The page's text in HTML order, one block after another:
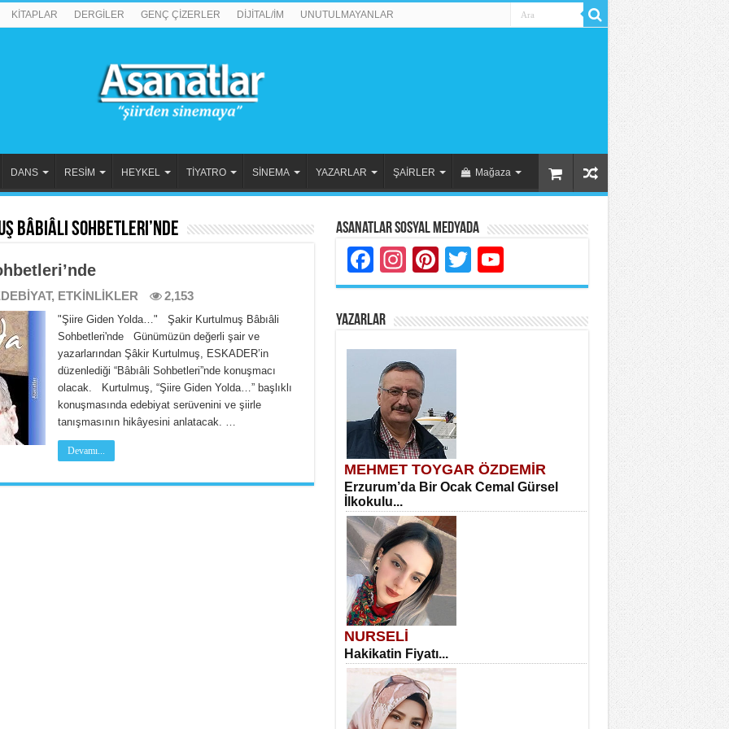
KİTAPLAR DERGİLER GENÇ ÇİZERLER DİJİTAL/İM UNUTULMAYANLAR
DANS RESİM HEYKEL TİYATRO SİNEMA YAZARLAR ŞAİRLER Mağaza
Bâbıâli Sohbetleri’nde
, ETKİNLİKLER 2,153
"Şiire Giden Yolda…" Şakir Kurtulmuş Bâbıâli
Sohbetleri'nde Günümüzün değerli şair ve
yazarlarından Şâkir Kurtulmuş, ESKADER’in
düzenlediği “Bâbıâli Sohbetleri”nde konuşmacı
olacak. Kurtulmuş, “Şiire Giden Yolda…” başlıklı
konuşmasında edebiyat serüvenini ve şiirle
tanışmasının hikâyesini anlatacak. …
Devamı...
Asanatlar Sosyal Medyada
Facebook
Instagram
Pinterest
Twitter
YAZARLAR
MEHMET TOYGAR ÖZDEMİR
Erzurum’da Bir Ocak Cemal Gürsel
İlkokulu...
NURSELİ
Hakikatin Fiyatı...